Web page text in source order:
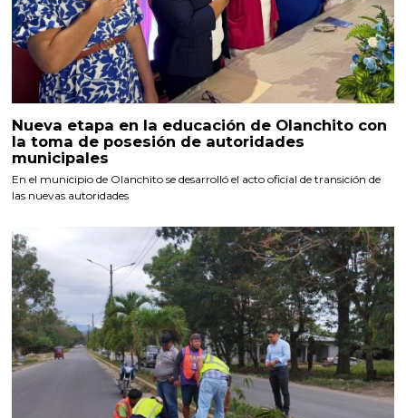
Nueva etapa en la educación de Olanchito con
la toma de posesión de autoridades
municipales
En el municipio de Olanchito se desarrolló el acto oficial de transición de
las nuevas autoridades